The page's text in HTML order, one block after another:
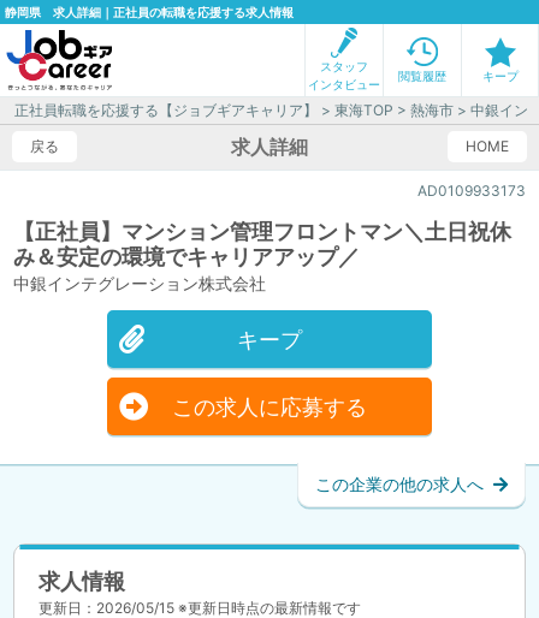
静岡県 求人詳細｜正社員の転職を応援する求人情報
スタッフ
インタビュー
閲覧履歴 キープ
正社員転職を応援する【ジョブギアキャリア】 >東海TOP >熱海市 > 中銀イン
戻る
HOME
求人詳細
AD0109933173
【正社員】マンション管理フロントマン＼土日祝休
み＆安定の環境でキャリアアップ／
中銀インテグレーション株式会社
キープ
この求人に応募する
この企業の他の求人へ
求人情報
更新日：2026/05/15 ※更新日時点の最新情報です